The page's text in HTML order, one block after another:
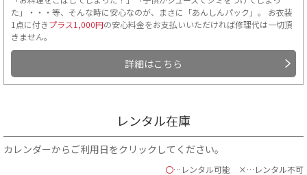
た」・・・等、そんな時に安心なのが、まさに「あんしんパック」。 お衣装
1点に付きプラス1,000円の安心料金をお支払いいただければ修理代は一切頂
きません。
詳細はこちら
レンタル在庫
カレンダーからご利用日をクリックしてください。
〇…レンタル可能 ×…レンタル不可